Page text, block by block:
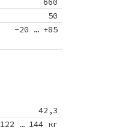
50
-20 … +85
42,3
122 … 144 кг